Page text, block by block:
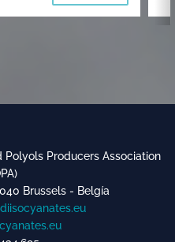
Polyols Producers Association
Brussels - Belgía